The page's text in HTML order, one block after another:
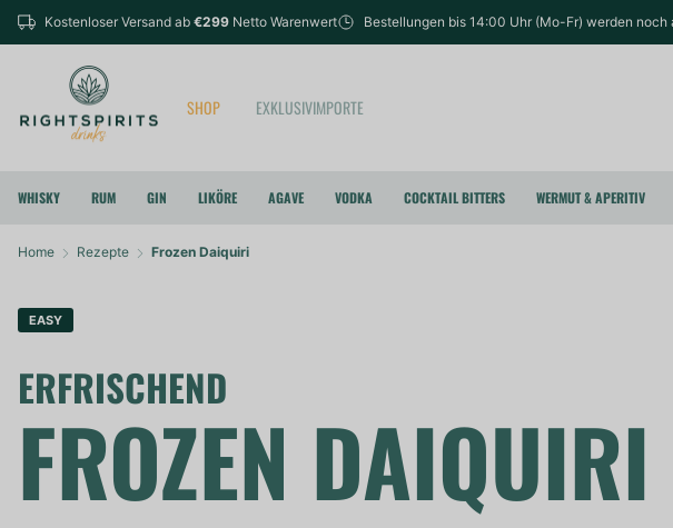
Kostenloser Versand ab €299 Netto Warenwert Bestellungen bis 14:00 Uhr (Mo-Fr) werden
SHOP EXKLUSIVIMPORTE
WHISKY RUM GIN LIKÖRE AGAVE VODKA COCKTAIL BITTERS WERMUT & APERITIV
Home Rezepte Frozen Daiquiri
EASY
ERFRISCHEND
FROZEN DAIQUIRI